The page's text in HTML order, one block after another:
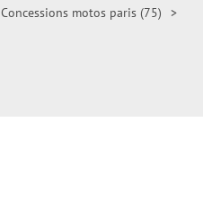
Concessions motos paris (75) >